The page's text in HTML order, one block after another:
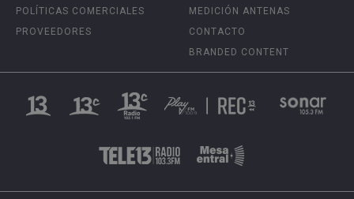
POLÍTICAS COMERCIALES
PROVEEDORES
MEDICIÓN ANTENAS
CONTACTO
BRANDED CONTENT